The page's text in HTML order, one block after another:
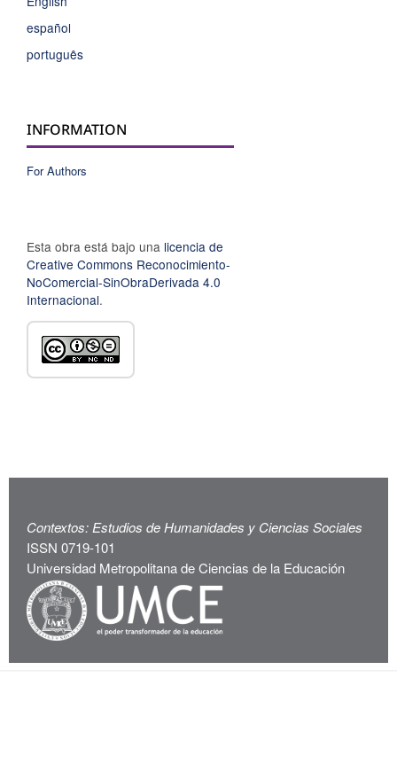
español
português
INFORMATION
For Authors
Esta obra está bajo una licencia de
Creative Commons Reconocimiento-
NoComercial-SinObraDerivada 4.0
Internacional.
Contextos: Estudios de Humanidades y Ciencias Sociales
ISSN 0719-101
Universidad Metropolitana de Ciencias de la Educación